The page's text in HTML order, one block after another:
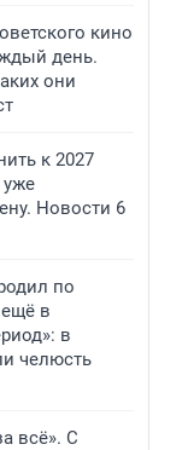
кино
день.
они
к 2027
уже
Новости 6
по
в
в
челюсть
всё». С